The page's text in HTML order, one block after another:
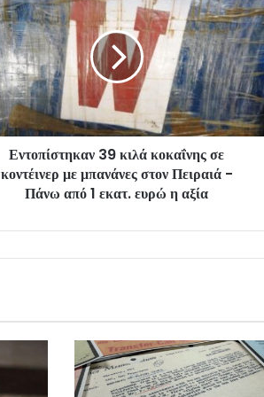
Εντοπίστηκαν 39 κιλά κοκαΐνης σε
κοντέινερ με μπανάνες στον Πειραιά -
Πάνω από 1 εκατ. ευρώ η αξία